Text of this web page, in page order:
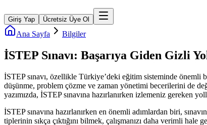
Giriş Yap Ücretsiz Üye Ol
Ana Sayfa Bilgiler
İSTEP Sınavı: Başarıya Giden Gizli
İSTEP sınavı, özellikle Türkiye’deki eğitim sisteminde
düşünme, problem çözme ve zaman yönetimi becerilerini de
yazımızda, İSTEP sınavına hazırlanırken izlemeniz gereken
İSTEP sınavına hazırlanırken en önemli adımlardan biri,
tiplerinin sıkça çıktığını bilmek, çalışmanızı daha verimli hale